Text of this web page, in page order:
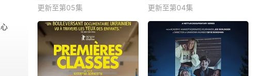
更新至第05集
更新至第04集